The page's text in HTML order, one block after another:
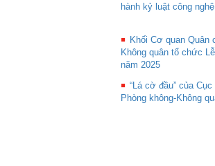
hành kỷ luật công nghệ
Khối Cơ quan Quân
Không quân tổ chức
năm 2025
“Lá cờ đầu” của
Phòng không-Không